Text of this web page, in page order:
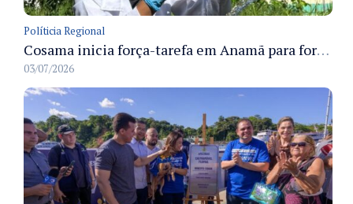
Políticia Regional
Cosama inicia força-tarefa em Anamã para fortalecer abastecimento de água e segurança hídrica da população
03/07/2026